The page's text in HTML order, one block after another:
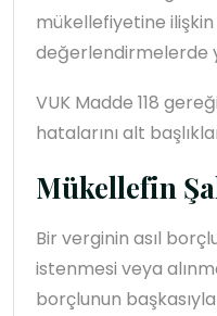
mükellefiyetine
değerlendirmelerde
VUK Madde 118
hatalarını alt
Mükellefin
Bir verginin asıl
istenmesi veya
borçlunun